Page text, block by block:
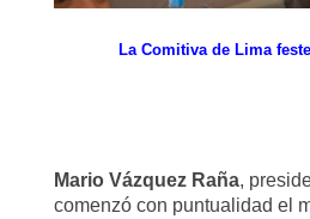
La Comitiva de Lima
Mario Vázquez Raña,
comenzó con puntualidad el